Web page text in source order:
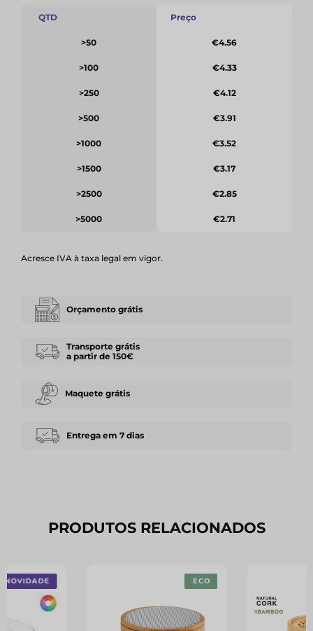
QTD
>50
>100
>250
>500
>1000
>1500
>2500
>5000
Preço
€4.56
€4.33
€4.12
€3.91
€3.52
€3.17
€2.85
€2.71
Acresce IVA à taxa legal em vigor.
Orçamento grátis
Transporte grátis
a partir de 150€
Maquete grátis
Entrega em 7 dias
PRODUTOS RELACIONADOS
NOVIDADE ECO